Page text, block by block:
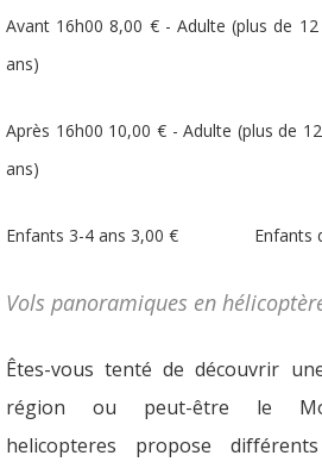
Avant 16h00 8,00 € - Adulte (plus de
ans)
Après 16h00 10,00 € - Adulte (plus de
ans)
Enfants 3-4 ans 3,00 € Enfants de
Vols panoramiques en
Êtes-vous tenté de découvrir
région ou peut-être le
helicopteres propose